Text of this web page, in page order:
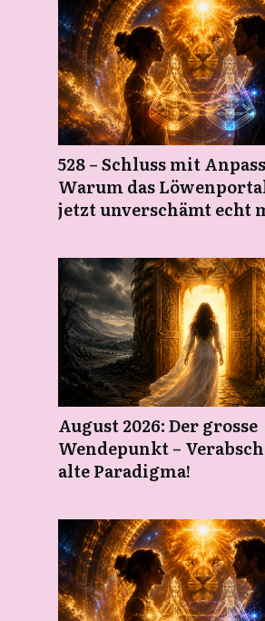
528 – Schluss mit
Warum das
jetzt unverschämt echt
August 2026: Der grosse
Wendepunkt –
alte Paradigma!